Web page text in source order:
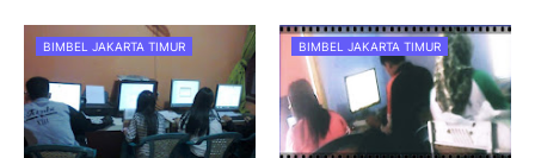
BIMBEL JAKARTA TIMUR BIMBEL JAKARTA TIMUR